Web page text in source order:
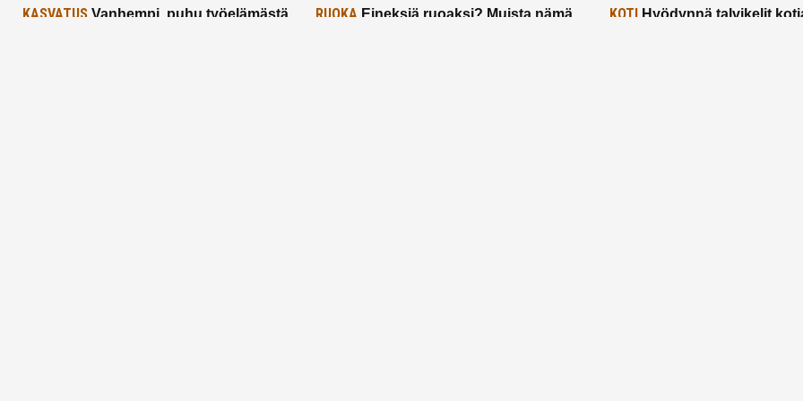
KASVATUS Vanhempi, puhu työelämästä
RUOKA Eineksiä ruoaksi? Muista nämä
KOTIHyödynnä talvikelit